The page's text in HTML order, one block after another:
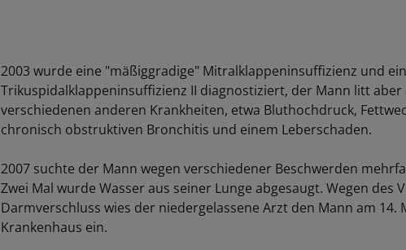
2003 wurde eine "mäßiggradige" Mitralklappeninsuffizienz und
Trikuspidalklappeninsuffizienz II diagnostiziert, der Mann litt aber
verschiedenen anderen Krankheiten, etwa Bluthochdruck,
chronisch obstruktiven Bronchitis und einem Leberschaden.
2007 suchte der Mann wegen verschiedener Beschwerden
Zwei Mal wurde Wasser aus seiner Lunge abgesaugt. Wegen des
Darmverschluss wies der niedergelassene Arzt den Mann am 14.
Krankenhaus ein.